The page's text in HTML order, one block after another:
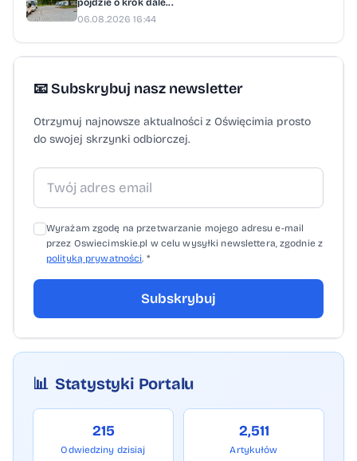
Organizatorzy apelują o stosowanie się do
i korzystanie z komunikacji publicznej. Ma to
ułatwić sprawną organizację jednego
w gminie.
pójdzie o krok dale...
06.08.2026 16:44
📧 Subskrybuj nasz newsletter
Otrzymuj najnowsze aktualności z Oświęcimia prosto
do swojej skrzynki odbiorczej.
Wyrażam zgodę na przetwarzanie mojego adresu e-mail
przez Oswiecimskie.pl w celu wysyłki newslettera, zgodnie z
polityką prywatności. *
Subskrybuj
📊 Statystyki Portalu
215
Odwiedziny dzisiaj
2,511
Artykułów